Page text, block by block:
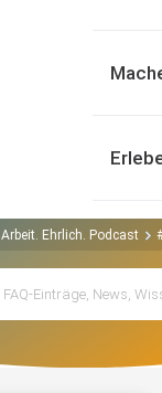
Arbeit. Ehrlich. Podcast